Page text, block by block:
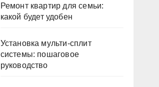
Ремонт квартир для семьи:
какой будет удобен
Установка мульти-сплит
системы: пошаговое
руководство